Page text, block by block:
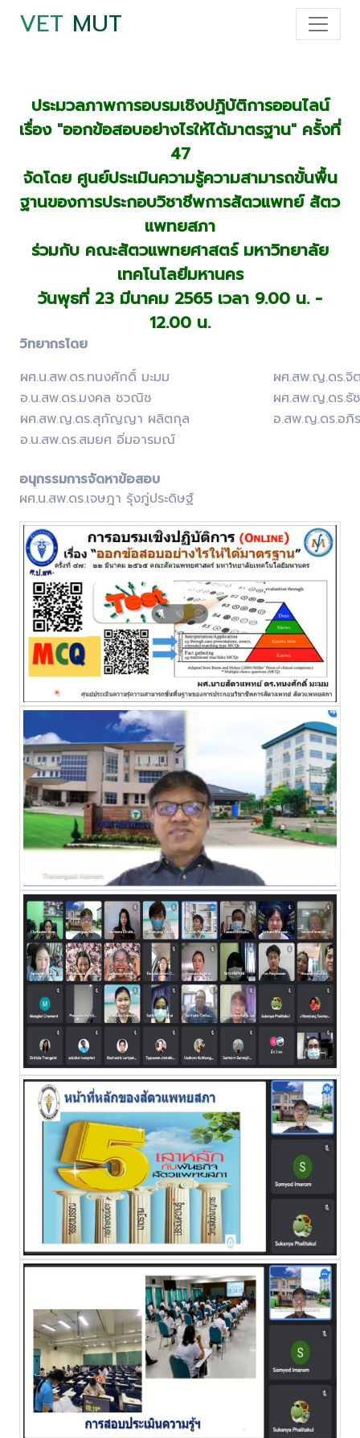
VET MUT
ประมวลภาพการอบรมเชิงปฏิบัติการออนไลน์
เรื่อง "ออกข้อสอบอย่างไรให้ได้มาตรฐาน" ครั้งที่
47
จัดโดย ศูนย์ประเมินความรู้ความสามารถขั้นพื้น
ฐานของการประกอบวิชาชีพการสัตวแพทย์ สัตว
แพทยสภา
ร่วมกับ คณะสัตวแพทยศาสตร์ มหาวิทยาลัย
เทคโนโลยีมหานคร
วันพุธที่ 23 มีนาคม 2565 เวลา 9.00 น. -
12.00 น.
วิทยากรโดย
ผศ.น.สพ.ดร.ทนงศักดิ์ มะมม
ผศ.สพ.ญ.ดร.จิ
อ.น.สพ.ดร.มงคล ชวณิช
ผศ.สพ.ญ.ดร.ธั
ผศ.สพ.ญ.ดร.สุกัญญา ผลิตกุล
อ.สพ.ญ.ดร.อภิ
อ.น.สพ.ดร.สมยศ อิ่มอารมณ์
อนุกรรมการจัดหาข้อสอบ
ผศ.น.สพ.ดร.เจษฎา รุ้งภู่ประดิษฐ์